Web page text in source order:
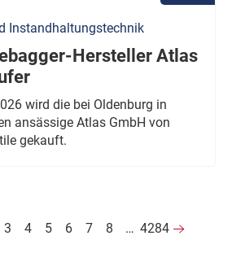
Instandhaltungstechnik
Hersteller Atlas
wird die bei Oldenburg in
ansässige Atlas GmbH von
gekauft.
3 4 5 6 7 8 … 4284